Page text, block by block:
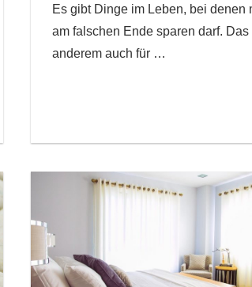
Es gibt Dinge im Leben, bei denen
am falschen Ende sparen darf. Das
anderem auch für …